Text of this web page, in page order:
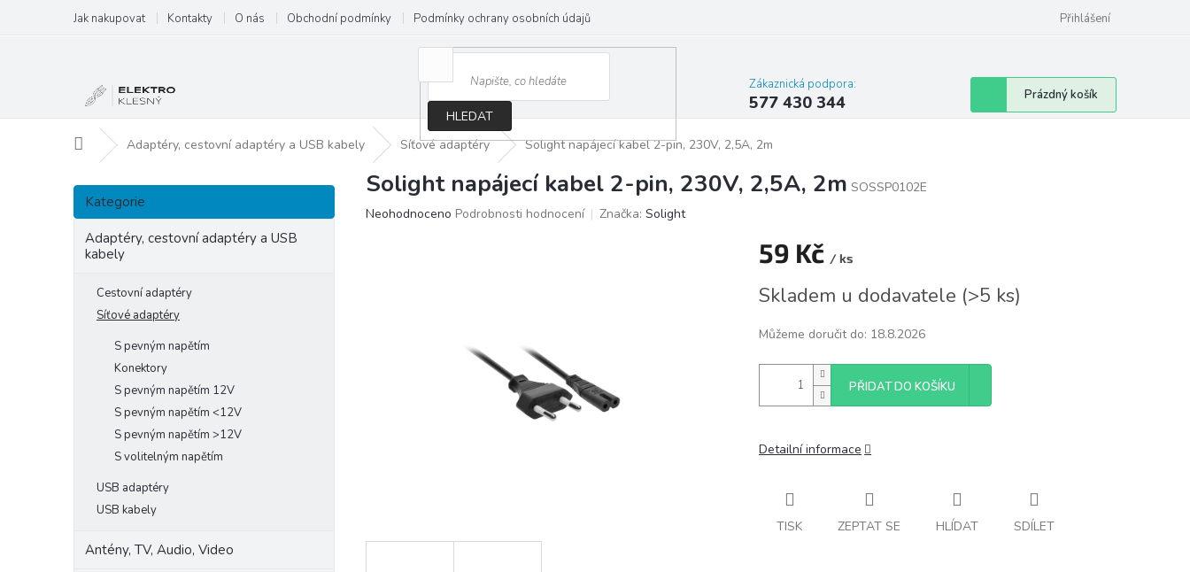
obsah
Jak nakupovat Kontakty O nás Obchodní podmínky Podmínky ochrany osobních údajů Přihlášení
HLEDAT
Zákaznická podpora:
577 430 344
Nákupní
košík
Prázdný košík
Domů Adaptéry, cestovní adaptéry a USB kabely Síťové adaptéry Solight napájecí kabel 2-pin, 230V, 2,5A, 2m
P
s
Přeskočit
kategorie
Kategorie
Adaptéry, cestovní adaptéry a USB
kabely
Cestovní adaptéry
Síťové adaptéry
S pevným napětím
Konektory
S pevným napětím 12V
S pevným napětím <12V
S pevným napětím >12V
S volitelným napětím
USB adaptéry
USB kabely
Antény, TV, Audio, Video
Solight napájecí kabel 2-pin, 230V, 2,5A, 2m SOSSP0102E
Průměrné
Neohodnoceno Podrobnosti hodnocení Značka: Solight
59 Kč / ks
cena:
Skladem u dodavatele (>5 ks)
Můžeme doručit do: 18.8.2026
PŘIDAT DO KOŠÍKU
Detailní informace
TISK ZEPTAT SE HLÍDAT SDÍLET